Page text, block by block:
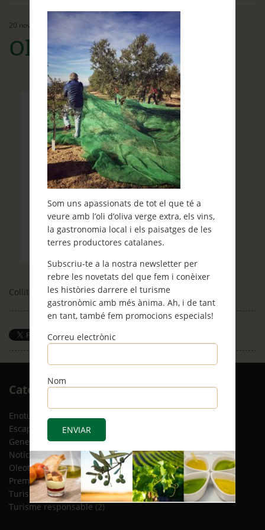
Som uns apassionats de tot el que té a
veure amb l’oli d’oliva verge extra, els vins,
la gastronomia local i els paisatges de les
terres productores catalanes.
Subscriu-te a la nostra newsletter per
rebre les novetats del que fem i conèixer
les històries darrere el turisme
gastronòmic amb més ànima. Ah, i de tant
en tant, també fem promocions especials!
Correu electrònic
Nom
Contacte
Què et ve de gust fer?
20 novembre, 2017
Olive harvest
Collita d’olives amb borrasses OLEA SOUL
Save
Categories
Enoturisme(5)
Escapades
(12)
General
(8)
Notícies(4)
Oleoturisme(13)
Premsa(2)
Turisme gastronòmic(15)
Turisme responsable(2)
Arxiu